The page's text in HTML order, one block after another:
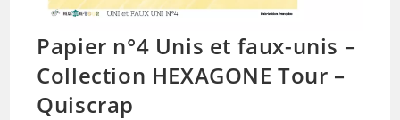
Papier n°4 Unis et faux-unis –
Collection HEXAGONE Tour –
Quiscrap